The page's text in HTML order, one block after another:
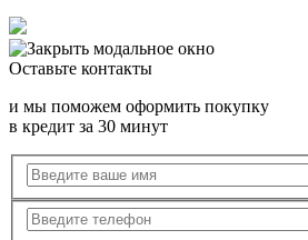
Оставьте контакты
и мы поможем оформить покупку
в кредит за 30 минут